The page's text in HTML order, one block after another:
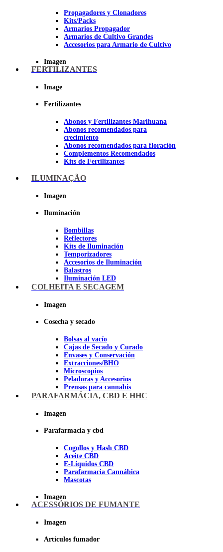
Propagadores y Clonadores
Kits/Packs
Armarios Propagador
Armarios de Cultivo Grandes
Accesorios para Armario de Cultivo
Imagen
FERTILIZANTES
Image
Fertilizantes
Abonos y Fertilizantes Marihuana
Abonos recomendados para
crecimiento
Abonos recomendados para floración
Complementos Recomendados
Kits de Fertilizantes
Imagen
ILUMINAÇÃO
Imagen
Iluminación
Bombillas
Reflectores
Kits de Iluminación
Temporizadores
Accesorios de Iluminación
Balastros
Iluminación LED
Iluminación LEC
COLHEITA E SECAGEM
Imagen
Cosecha y secado
Bolsas al vacío
Cajas de Secado y Curado
Envases y Conservación
Extracciones/BHO
Microscopios
Peladoras y Accesorios
Prensas para cannabis
Secadores de cogollos
PARAFARMÁCIA, CBD E HHC
Imagen
Parafarmacia y cbd
Cogollos y Hash CBD
Aceite CBD
E-Líquidos CBD
Parafarmacia Cannábica
Mascotas
Imagen
ACESSÓRIOS DE FUMANTE
Imagen
Artículos fumador